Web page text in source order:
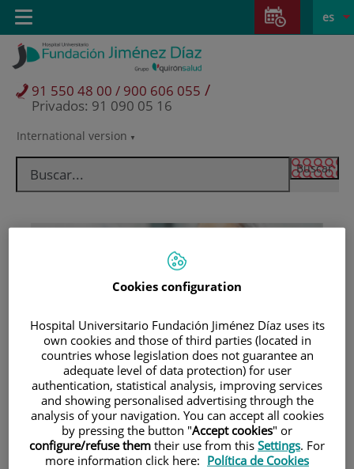
Saltar al contenido
Saltar
contenido
Selector
idioma
activo
es
International version
91 550 48 00 / 900 606 055 /
Privados: 91 090 05 16
Toggle
navigation
Pacientes y visitantes
Cookies configuration
Hospital Universitario Fundación Jiménez Díaz uses its
own cookies and those of third parties (located in
countries whose legislation does not guarantee an
adequate level of data protection) for user
authentication, statistical analysis, improving services
and showing personalised advertising through the
analysis of your navigation. You can accept all cookies
by pressing the button "Accept cookies" or
configure/refuse them their use from this Settings. For
more information click here: Política de Cookies